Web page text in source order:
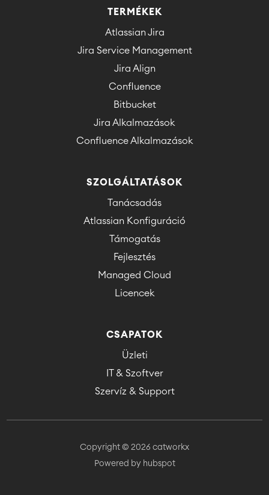
TERMÉKEK
Atlassian Jira
Jira Service Management
Jira Align
Confluence
Bitbucket
Jira Alkalmazások
Confluence Alkalmazások
SZOLGÁLTATÁSOK
Tanácsadás
Atlassian Konfiguráció
Támogatás
Fejlesztés
Managed Cloud
Licencek
CSAPATOK
Üzleti
IT & Szoftver
Szervíz & Support
Copyright © 2026 catworkx
Powered by hubspot